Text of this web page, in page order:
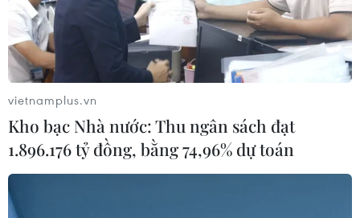
vietnamplus.vn
Kho bạc Nhà nước: Thu ngân sách đạt
1.896.176 tỷ đồng, bằng 74,96% dự toán